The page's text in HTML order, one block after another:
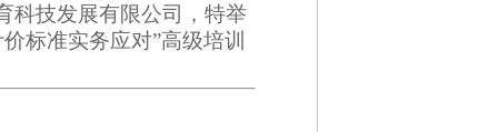
科技发展有限公司，特举
标准实务应对”高级培训